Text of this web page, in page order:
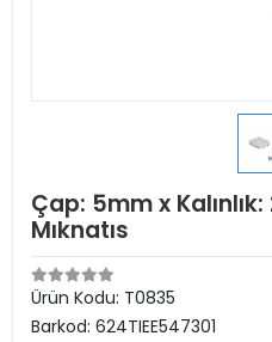
Çap: 5mm x
Mıknatıs
Ürün Kodu: T0835
Barkod: 624TIEE547301